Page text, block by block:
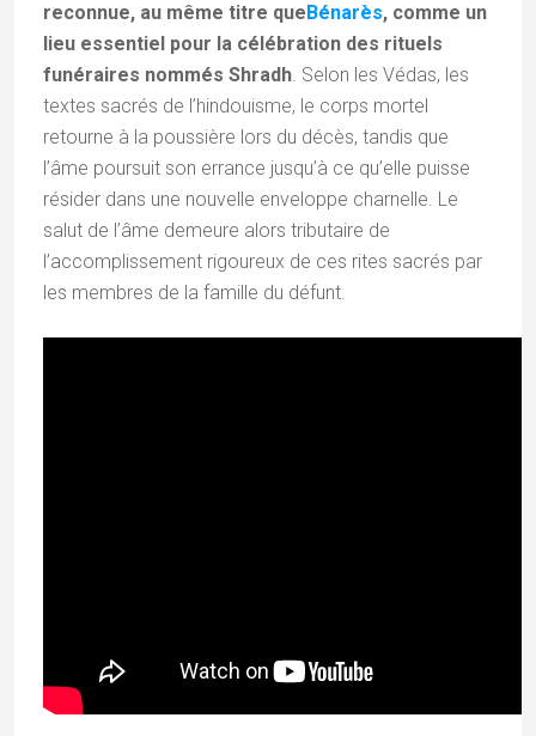
reconnue, au même titre queBénarès, comme un
lieu essentiel pour la célébration des rituels
funéraires nommés Shradh. Selon les Védas, les
textes sacrés de l’hindouisme, le corps mortel
retourne à la poussière lors du décès, tandis que
l’âme poursuit son errance jusqu’à ce qu’elle puisse
résider dans une nouvelle enveloppe charnelle. Le
salut de l’âme demeure alors tributaire de
l’accomplissement rigoureux de ces rites sacrés par
les membres de la famille du défunt.